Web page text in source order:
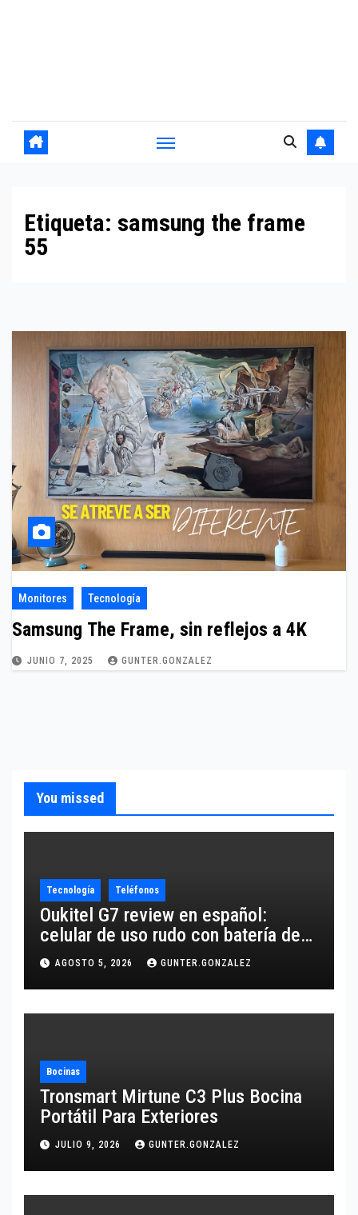
Etiqueta: samsung the frame
55
Monitores Tecnología
Samsung The Frame, sin reflejos a 4K
JUNIO 7, 2025 GUNTER.GONZALEZ
You missed
Tecnología Teléfonos
Oukitel G7 review en español:
celular de uso rudo con batería de
10,600 mAh
AGOSTO 5, 2026 GUNTER.GONZALEZ
Bocinas
Tronsmart Mirtune C3 Plus Bocina
Portátil Para Exteriores
JULIO 9, 2026 GUNTER.GONZALEZ